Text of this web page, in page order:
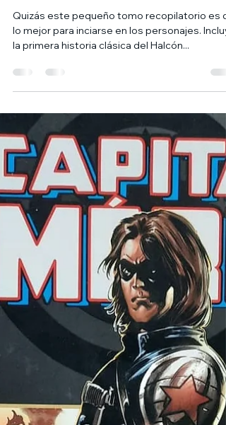
del Soldado de Invierno
Quizás este pequeño tomo recopilatorio es
lo mejor para inciarse en los personajes.